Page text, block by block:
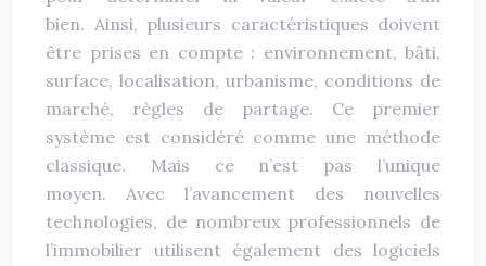
bien. Ainsi, plusieurs caractéristiques doivent
être prises en compte : environnement, bâti,
surface, localisation, urbanisme, conditions de
marché, règles de partage. Ce premier
système est considéré comme une méthode
classique. Mais ce n’est pas l’unique
moyen. Avec l’avancement des nouvelles
technologies, de nombreux professionnels de
l’immobilier utilisent également des logiciels